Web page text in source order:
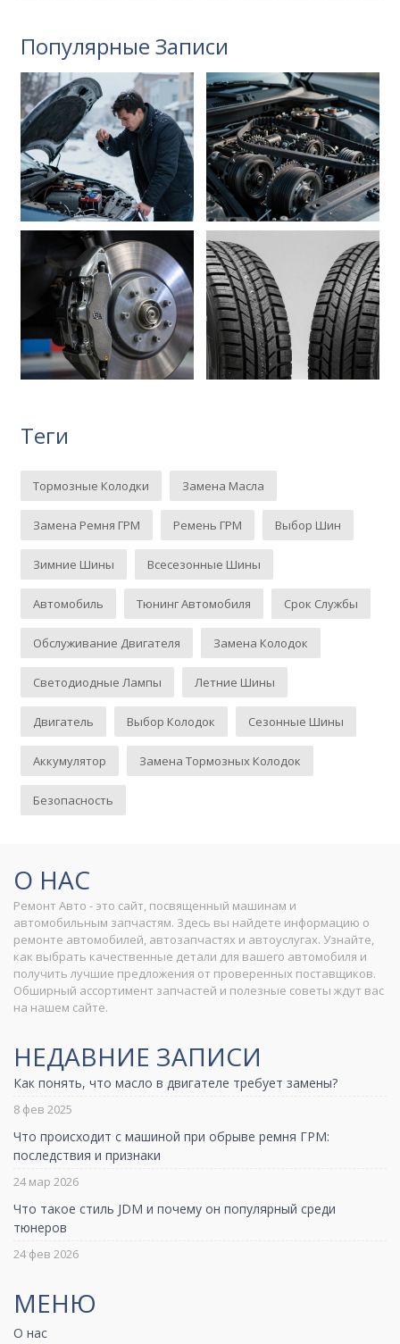
Популярные Записи
Теги
Тормозные Колодки Замена Масла
Замена Ремня ГРМ Ремень ГРМ Выбор Шин
Зимние Шины Всесезонные Шины
Автомобиль Тюнинг Автомобиля Срок Службы
Обслуживание Двигателя Замена Колодок
Светодиодные Лампы Летние Шины
Двигатель Выбор Колодок Сезонные Шины
Аккумулятор Замена Тормозных Колодок
Безопасность
О НАС
Ремонт Авто - это сайт, посвященный машинам и
автомобильным запчастям. Здесь вы найдете информацию о
ремонте автомобилей, автозапчастях и автоуслугах. Узнайте,
как выбрать качественные детали для вашего автомобиля и
получить лучшие предложения от проверенных поставщиков.
Обширный ассортимент запчастей и полезные советы ждут вас
на нашем сайте.
НЕДАВНИЕ ЗАПИСИ
Как понять, что масло в двигателе требует замены?
8 фев 2025
Что происходит с машиной при обрыве ремня ГРМ:
последствия и признаки
24 мар 2026
Что такое стиль JDM и почему он популярный среди
тюнеров
24 фев 2026
МЕНЮ
О нас